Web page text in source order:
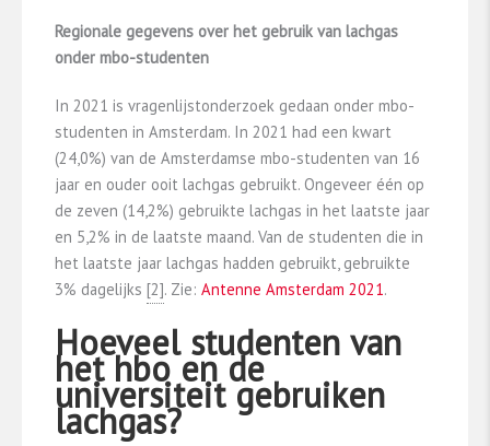
Regionale gegevens over het gebruik van lachgas
onder mbo-studenten
In 2021 is vragenlijstonderzoek gedaan onder mbo-
studenten in Amsterdam. In 2021 had een kwart
(24,0%) van de Amsterdamse mbo-studenten van 16
jaar en ouder ooit lachgas gebruikt. Ongeveer één op
de zeven (14,2%) gebruikte lachgas in het laatste jaar
en 5,2% in de laatste maand. Van de studenten die in
het laatste jaar lachgas hadden gebruikt, gebruikte
3% dagelijks ​[2]​. Zie: Antenne Amsterdam 2021.
Hoeveel studenten van
het hbo en de
universiteit gebruiken
lachgas?